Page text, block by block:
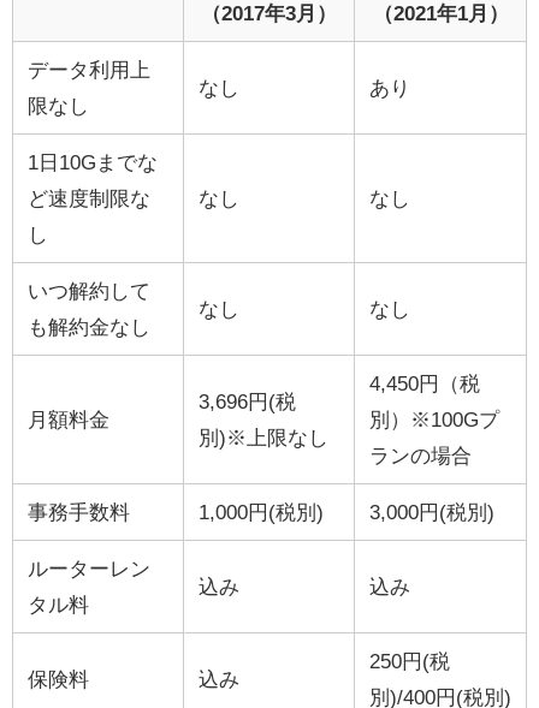
（2017年3月）
（2021年1月）
データ利用上
限なし
なし あり
1日10Gまでな
ど速度制限な
し
なし なし
いつ解約して
も解約金なし
なし なし
月額料金
3,696円(税
別)※上限なし
4,450円（税
別）※100Gプ
ランの場合
事務手数料 1,000円(税別) 3,000円(税別)
ルーターレン
タル料
込み 込み
保険料 込み
250円(税
別)/400円(税別)